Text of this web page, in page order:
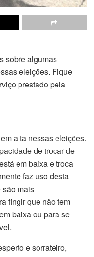
sobre algumas
eleições. Fique
prestado pela
alta nessas eleições.
de trocar de
em baixa e troca
faz uso desta
são mais
fingir que não tem
baixa ou para se
e sorrateiro,